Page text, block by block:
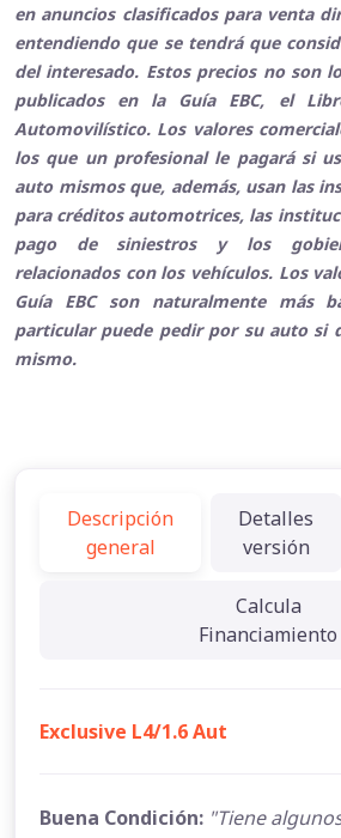
en anuncios clasificados para venta
entendiendo que se tendrá que
del interesado. Estos precios no son
publicados en la Guía EBC, el
Automovilístico. Los valores
los que un profesional le pagará si
auto mismos que, además, usan las
para créditos automotrices, las
pago de siniestros y los
relacionados con los vehículos. Los
Guía EBC son naturalmente más
particular puede pedir por su auto si
mismo.
Descripción
general
Detalles
versión
Calcula
Financiamiento
Exclusive L4/1.6 Aut
Buena Condición: "Tiene